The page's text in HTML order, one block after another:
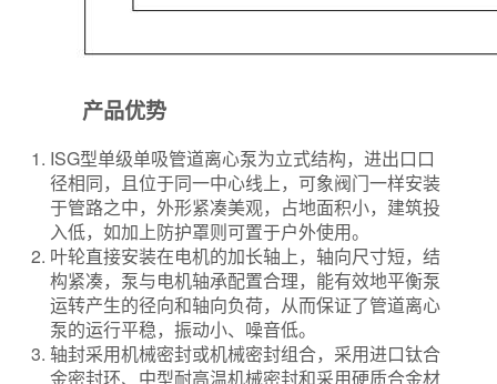
产品优势
ISG型单级单吸管道离心泵为立式结构，进出口口
径相同，且位于同一中心线上，可象阀门一样安装
于管路之中，外形紧凑美观，占地面积小，建筑投
入低，如加上防护罩则可置于户外使用。
叶轮直接安装在电机的加长轴上，轴向尺寸短，结
构紧凑，泵与电机轴承配置合理，能有效地平衡泵
运转产生的径向和轴向负荷，从而保证了管道离心
泵的运行平稳，振动小、噪音低。
轴封采用机械密封或机械密封组合，采用进口钛合
金密封环、中型耐高温机械密封和采用硬质合金材